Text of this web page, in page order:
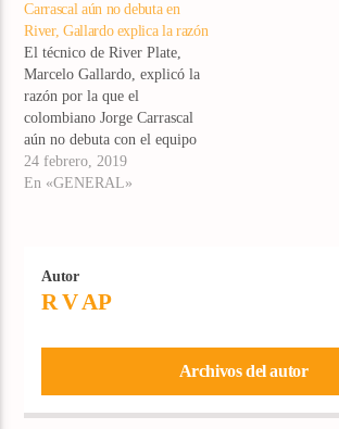
Carrascal aún no debuta en
River, Gallardo explica la razón
El técnico de River Plate,
Marcelo Gallardo, explicó la
razón por la que el
colombiano Jorge Carrascal
aún no debuta con el equipo
profesional. El técnico de
River cree que a Jorge
anticiparse para que no
cometa…
24 febrero, 2019
En «GENERAL»
Autor
R V AP
Archivos del autor